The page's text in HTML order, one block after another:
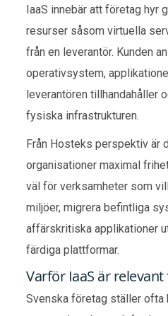
IaaS innebär att företag hyr
resurser såsom virtuella
från en leverantör. Kunden
operativsystem,
leverantören tillhandahåller
fysiska infrastrukturen.
Från Hosteks perspektiv är
organisationer maximal
väl för verksamheter som
miljöer, migrera befintliga
affärskritiska applikationer
färdiga plattformar.
Varför IaaS är
Svenska företag ställer ofta